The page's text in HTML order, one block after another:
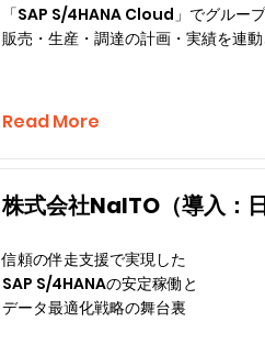
「SAP S/4HANA Cloud」でグルー
販売・生産・調達の計画・実績を連
Read More
株式会社NaITO（導入：
信頼の伴走支援で実現した
SAP S/4HANAの安定稼働と
データ最適化戦略の舞台裏